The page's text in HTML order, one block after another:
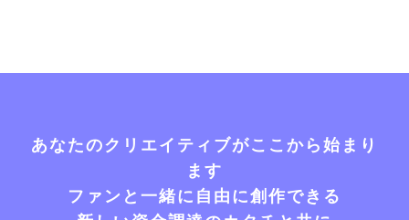
あなたのクリエイティブがここから始まり
ます
ファンと一緒に自由に創作できる